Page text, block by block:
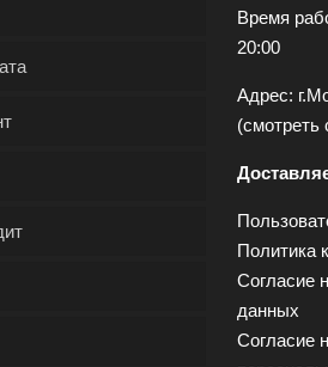
Время
20:00
Адрес:
(смотреть
Политика
Согласие
данных
Согласие